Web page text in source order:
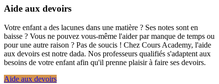
Aide aux devoirs
Votre enfant a des lacunes dans une matière ? Ses notes sont en
baisse ? Vous ne pouvez vous-même l'aider par manque de temps ou
pour une autre raison ? Pas de soucis ! Chez Cours Academy, l'aide
aux devoirs est notre dada. Nos professeurs qualifiés s'adaptent aux
besoins de votre enfant afin qu'il prenne plaisir à faire ses devoirs.
Aide aux devoirs